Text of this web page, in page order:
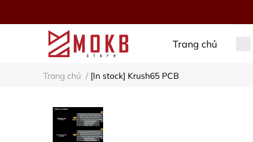
Trang chủ
Trang chủ / [In stock] Krush65 PCB